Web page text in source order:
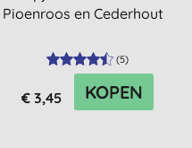
Pioenroos en Cederhout
(5)
€ 3,45 KOPEN